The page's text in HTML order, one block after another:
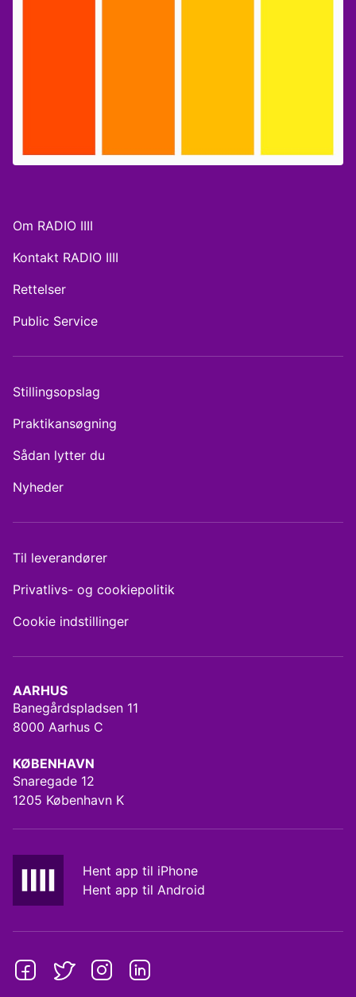
AARHUS
Banegårdspladsen 11
8000 Aarhus C
KØBENHAVN
Snaregade 12
1205 København K
Hent app til iPhone
Hent app til Android
Om RADIO IIII
Kontakt RADIO IIII
Rettelser
Public Service
Stillingsopslag
Praktikansøgning
Sådan lytter du
Nyheder
Til leverandører
Privatlivs- og cookiepolitik
Cookie indstillinger